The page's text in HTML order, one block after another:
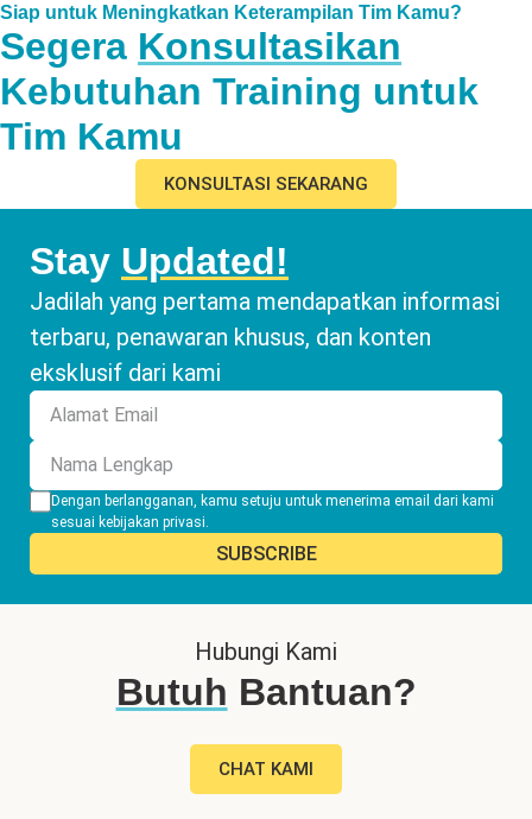
Siap untuk Meningkatkan Keterampilan Tim Kamu?
Segera Konsultasikan
Kebutuhan Training untuk
Tim Kamu
KONSULTASI SEKARANG
Stay Updated!
Jadilah yang pertama mendapatkan informasi
terbaru, penawaran khusus, dan konten
eksklusif dari kami
Dengan berlangganan, kamu setuju untuk menerima email dari kami
sesuai kebijakan privasi
Hubungi Kami
Butuh Bantuan?
CHAT KAMI